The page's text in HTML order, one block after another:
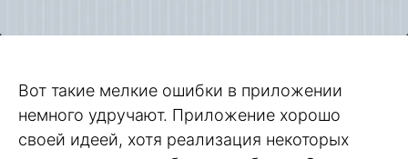
Вот такие мелкие ошибки в приложении
немного удручают. Приложение хорошо
своей идеей, хотя реализация некоторых